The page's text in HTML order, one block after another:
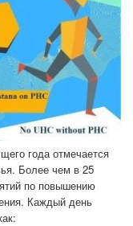
года отмечается
Более чем в 25
по повышению
Каждый день